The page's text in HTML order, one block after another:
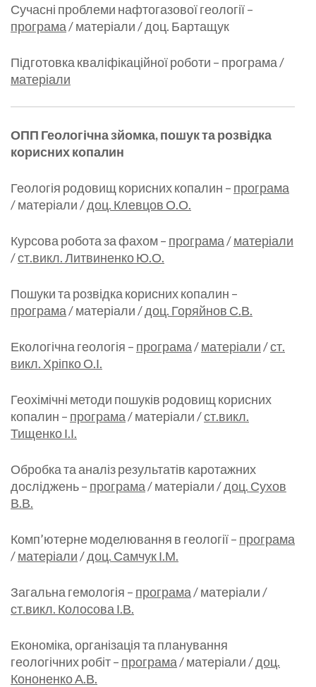
Сучасні проблеми нафтогазової геології –
програма/ матеріали / доц. Бартащук
Підготовка кваліфікаційної роботи – програма /
матеріали
ОПП Геологічна зйомка, пошук та розвідка
корисних копалин
Геологія родовищ корисних копалин – програма
/ матеріали /доц. Клевцов О.О.
Курсова робота за фахом – програма/матеріали
/ст.викл. Литвиненко Ю.О.
Пошуки та розвідка корисних копалин –
програма/ матеріали /доц. Горяйнов С.В.
Екологічна геологія – програма/матеріали/ст.
викл. Хріпко О.І.
Геохімічні методи пошуків родовищ корисних
копалин – програма/ матеріали /ст.викл.
Тищенко І.І.
Обробка та аналіз результатів каротажних
досліджень – програма/ матеріали /доц. Сухов
В.В.
Комп’ютерне моделювання в геології – програма
/матеріали/доц. Самчук І.М.
Загальна гемологія – програма/ матеріали /
ст.викл. Колосова І.В.
Економіка, організація та планування
геологічних робіт – програма/ матеріали /доц.
Кононенко А.В.